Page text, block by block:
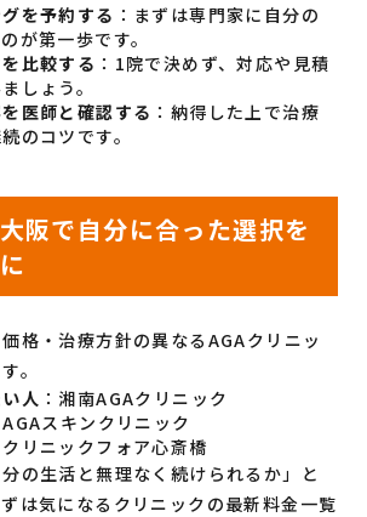
を予約する ：まずは専門家に自分の
が第一歩です。
比較する ：1院で決めず、対応や見積
しょう。
医師と確認する ：納得した上で治療
のコツです。
阪で自分に合った選択を
格・治療方針の異なるAGAクリニッ
。
人 ：湘南AGAクリニック
AGAスキンクリニック
クリニックフォア心斎橋
の生活と無理なく続けられるか」と
は気になるクリニックの最新料金一覧